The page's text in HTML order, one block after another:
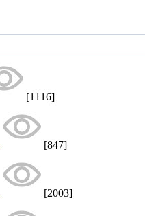
[1116]
[847]
[2003]